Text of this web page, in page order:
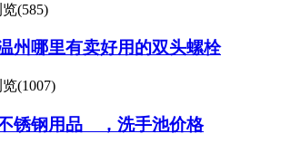
(585)
州哪里有卖好用的双头螺栓
(1007)
锈钢用品 ，洗手池价格